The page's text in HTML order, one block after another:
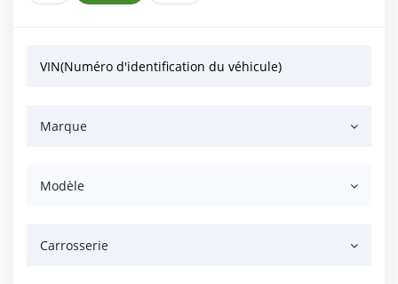
VIN(Numéro d'identification du véhicule)
Marque
Modèle
Carrosserie